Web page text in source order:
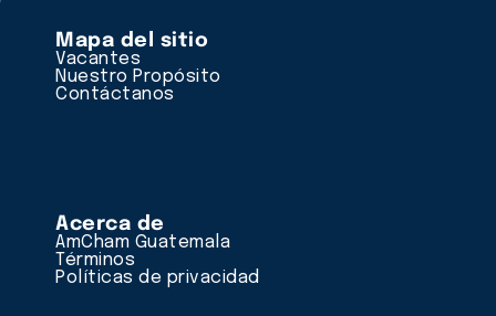
Vacantes
Nuestro Propósito
Contáctanos
AmCham Guatemala
Términos
Políticas de privacidad